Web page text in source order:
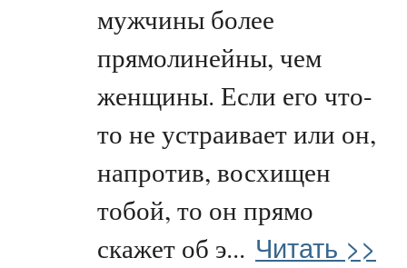
мужчины более
прямолинейны, чем
женщины. Если его что-
то не устраивает или он,
напротив, восхищен
тобой, то он прямо
скажет об э... Читать >>